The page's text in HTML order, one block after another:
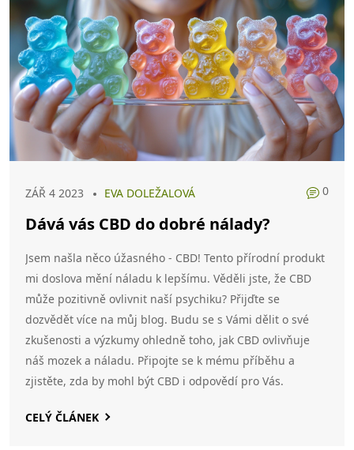
ZÁŘ 4 2023 EVA DOLEŽALOVÁ 0
Dává vás CBD do dobré nálady?
Jsem našla něco úžasného - CBD! Tento přírodní produkt
mi doslova mění náladu k lepšímu. Věděli jste, že CBD
může pozitivně ovlivnit naší psychiku? Přijďte se
dozvědět více na můj blog. Budu se s Vámi dělit o své
zkušenosti a výzkumy ohledně toho, jak CBD ovlivňuje
náš mozek a náladu. Připojte se k mému příběhu a
zjistěte, zda by mohl být CBD i odpovědí pro Vás.
CELÝ ČLÁNEK